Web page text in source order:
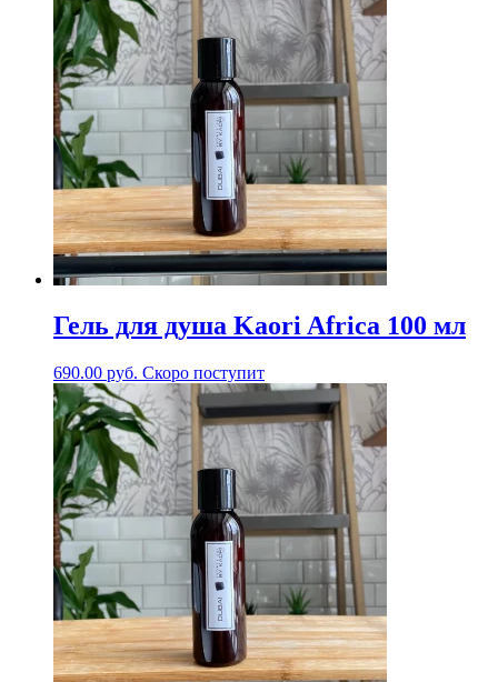
Гель для душа Kaori Africa 100 мл
690.00 руб. Скоро поступит